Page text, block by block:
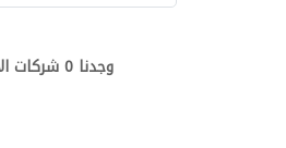
وجدنا 0 شركات الأشغال الصحية والسباكة